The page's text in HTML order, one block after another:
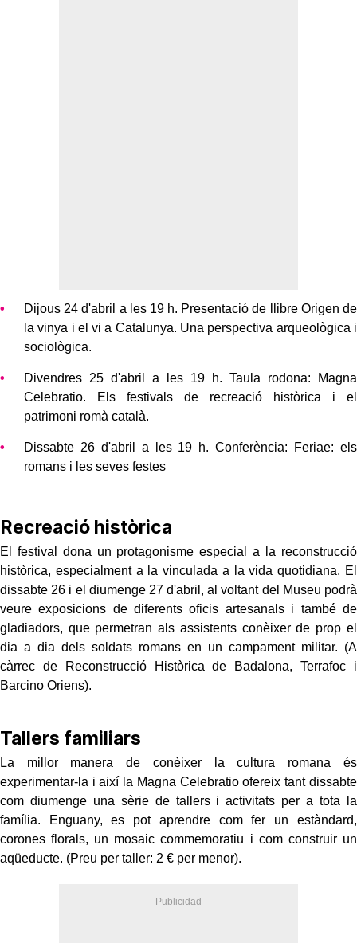
Dijous 24 d'abril a les 19 h. Presentació de llibre Origen de
la vinya i el vi a Catalunya. Una perspectiva arqueològica i
sociològica.
Divendres 25 d'abril a les 19 h. Taula rodona: Magna
Celebratio. Els festivals de recreació històrica i el
patrimoni romà català.
Dissabte 26 d'abril a les 19 h. Conferència: Feriae: els
romans i les seves festes
Recreació històrica
El festival dona un protagonisme especial a la reconstrucció
històrica, especialment a la vinculada a la vida quotidiana. El
dissabte 26 i el diumenge 27 d'abril, al voltant del Museu podrà
veure exposicions de diferents oficis artesanals i també de
gladiadors, que permetran als assistents conèixer de prop el
dia a dia dels soldats romans en un campament militar. (A
càrrec de Reconstrucció Històrica de Badalona, ​​Terrafoc i
Barcino Oriens).
Tallers familiars
La millor manera de conèixer la cultura romana és
experimentar-la i així la Magna Celebratio ofereix tant dissabte
com diumenge una sèrie de tallers i activitats per a tota la
família. Enguany, es pot aprendre com fer un estàndard,
corones florals, un mosaic commemoratiu i com construir un
aqüeducte. (Preu per taller: 2 € per menor).